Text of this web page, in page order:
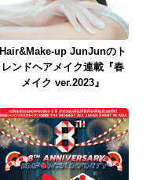
Hair&Make-up JunJunのト
レンドヘアメイク連載『春
メイク ver.2023』